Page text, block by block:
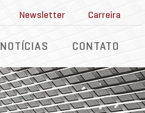
Newsletter Carreira
NOTÍCIAS CONTATO